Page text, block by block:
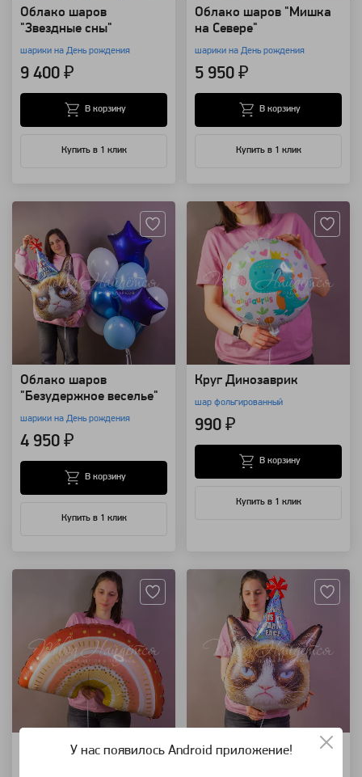
Облако шаров
"Звездные сны"
шарики на День рождения
9 400 ₽
Купить в 1 клик
В корзину
Облако шаров "Мишка
на Севере"
шарики на День рождения
5 950 ₽
Купить в 1 клик
В корзину
Облако шаров
"Безудержное веселье"
шарики на День рождения
4 950 ₽
Купить в 1 клик
В корзину
Круг Динозаврик
шар фольгированный
990 ₽
Купить в 1 клик
В корзину
Радуга Бохо Милый котик
У нас появилось Android приложение!